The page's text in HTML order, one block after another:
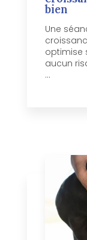
bien
Une
optimise
aucun
...